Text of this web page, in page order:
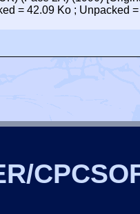
= 42.09 Ko ; Unpacked